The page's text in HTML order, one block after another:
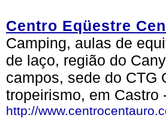
Centro Eqüestre
Camping, aulas de
de laço, região do
campos, sede do CTG
tropeirismo, em Castro
http://